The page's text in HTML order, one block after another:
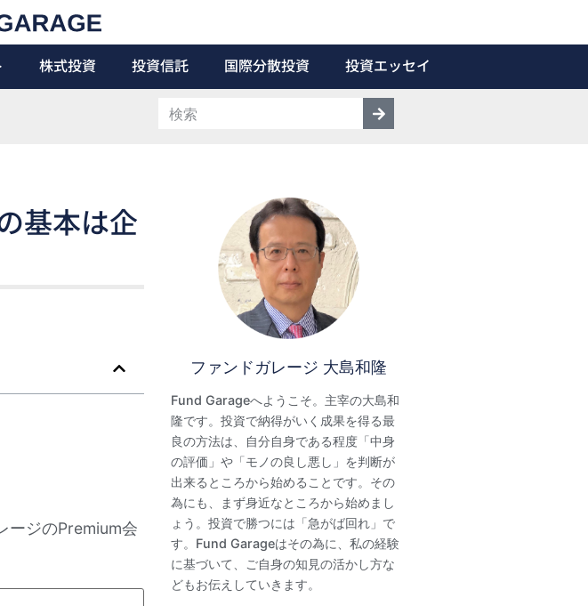
株式投資 投資信託 国際分散投資 投資エッセイ
基本は企
ージのPremium会
ファンドガレージ 大島和隆
Fund Garageへようこそ。主宰の大島和
隆です。投資で納得がいく成果を得る最
良の方法は、自分自身である程度「中身
の評価」や「モノの良し悪し」を判断が
出来るところから始めることです。その
為にも、まず身近なところから始めまし
ょう。投資で勝つには「急がば回れ」で
す。Fund Garageはその為に、私の経験
に基づいて、ご自身の知見の活かし方な
どもお伝えしていきます。